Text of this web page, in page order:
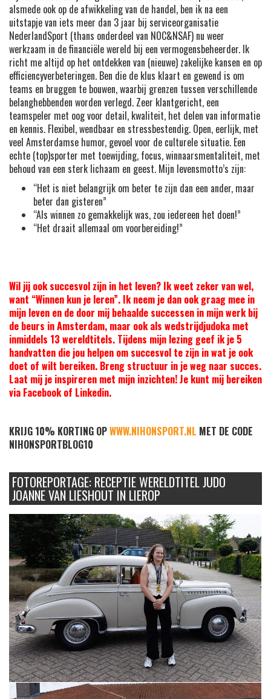
alsmede ook op de afwikkeling van de handel, ben ik na een
uitstapje van iets meer dan 3 jaar bij serviceorganisatie
NederlandSport (thans onderdeel van NOC&NSAF) nu weer
werkzaam in de financiële wereld bij een vermogensbeheerder. Ik
richt me altijd op het ontdekken van (nieuwe) zakelijke kansen en op
efficiencyverbeteringen. Ben die de klus klaart en gewend is om
teams en bruggen te bouwen, waarbij grenzen tussen verschillende
belanghebbenden worden verlegd. Zeer klantgericht, een
teamspeler met oog voor detail, kwaliteit, het delen van informatie
en kennis. Flexibel, wendbaar en stressbestendig. Open, eerlijk, met
veel Amsterdamse humor, gevoel voor de culturele situatie. Een
echte (top)sporter met toewijding, focus, winnaarsmentaliteit, met
behoud van een sterk lichaam en geest. Mijn levensmotto’s zijn:
“Het is niet belangrijk om beter te zijn dan een ander, maar
beter dan gisteren”
“Als winnen zo gemakkelijk was, zou iedereen het doen!”
“Het draait allemaal om voorbereiding!”
Wil jij ook succesvol zijn in het leven? Ik weet zeker van wel,
want “Winnen kun je leren”. Ik neem je dan ook graag mee in
mijn leven en de door mij behaalde successen in mijn werk bij
de beurs in Amsterdam, maar ook als wedstrijdjudoka met
inmiddels 13 wereldtitels. Tijdens mijn lezing geef ik je 5
handvatten die jou helpen om succesvol te zijn in wat je ook
doet of wilt bereiken. Breng structuur in je weg naar succes.
Laat mij je inspireren met mijn inzichten! Je kunt mij bereiken
via Facebook of Linkedin.
KRIJG 10% KORTING OPWWW.NIHONSPORT.NL MET DE CODE
NIHONSPORTBLOG10
FOTOREPORTAGE: RECEPTIE WERELDTITEL JUDO
JOANNE VAN LIESHOUT IN LIEROP